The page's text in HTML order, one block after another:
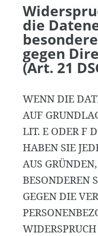
die
gegen
(Art. 21
WENN DIE
AUF
LIT. E ODER F
HABEN SIE
AUS
BESONDEREN
GEGEN DIE